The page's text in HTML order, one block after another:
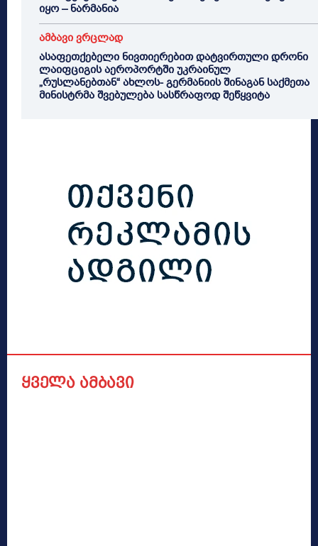
იყო – ნარმანია
ამბავი ვრცლად
ასაფეთქებელი ნივთიერებით დატვირთული დრონი
ლაიფციგის აეროპორტში უკრაინულ
„რუსლანებთან“ ახლოს- გერმანიის შინაგან საქმეთა
მინისტრმა შვებულება სასწრაფოდ შეწყვიტა
ყველა ამბავი